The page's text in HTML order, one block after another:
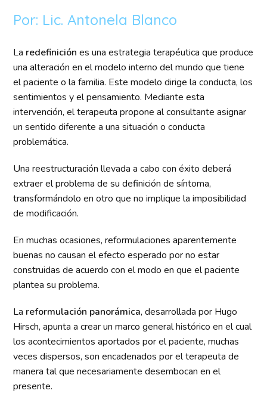
Por: Lic. Antonela Blanco
La redefinición es una estrategia terapéutica que produce
una alteración en el modelo interno del mundo que tiene
el paciente o la familia. Este modelo dirige la conducta, los
sentimientos y el pensamiento. Mediante esta
intervención, el terapeuta propone al consultante asignar
un sentido diferente a una situación o conducta
problemática.
Una reestructuración llevada a cabo con éxito deberá
extraer el problema de su definición de síntoma,
transformándolo en otro que no implique la imposibilidad
de modificación.
En muchas ocasiones, reformulaciones aparentemente
buenas no causan el efecto esperado por no estar
construidas de acuerdo con el modo en que el paciente
plantea su problema.
La reformulación panorámica, desarrollada por Hugo
Hirsch, apunta a crear un marco general histórico en el cual
los acontecimientos aportados por el paciente, muchas
veces dispersos, son encadenados por el terapeuta de
manera tal que necesariamente desembocan en el
presente.